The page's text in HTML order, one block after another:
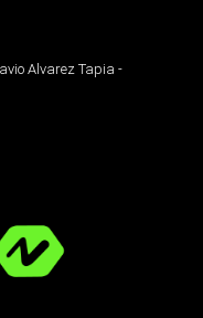
Alvarez Tapia -